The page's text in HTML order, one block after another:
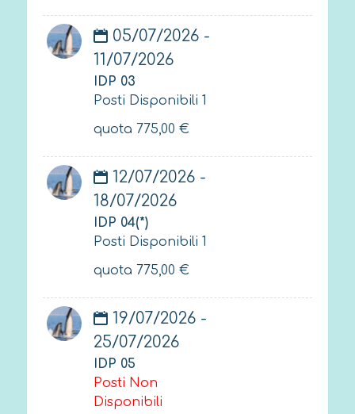
05/07/2026 -
11/07/2026
IDP 03
Posti Disponibili 1
quota 775,00 €
12/07/2026 -
18/07/2026
IDP 04(*)
Posti Disponibili 1
quota 775,00 €
19/07/2026 -
25/07/2026
IDP 05
Posti Non
Disponibili